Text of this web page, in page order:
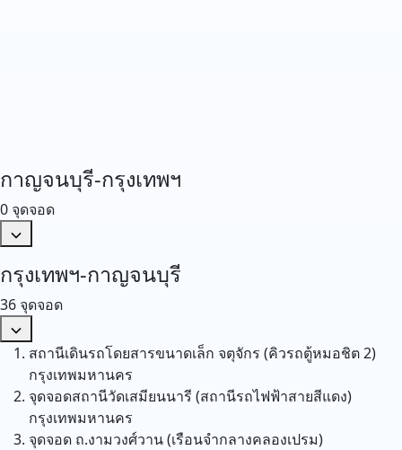
กาญจนบุรี-กรุงเทพฯ
0 จุดจอด
กรุงเทพฯ-กาญจนบุรี
36 จุดจอด
สถานีเดินรถโดยสารขนาดเล็ก จตุจักร (คิวรถตู้หมอชิต 2)
กรุงเทพมหานคร
จุดจอดสถานีวัดเสมียนนารี (สถานีรถไฟฟ้าสายสีแดง)
กรุงเทพมหานคร
จุดจอด ถ.งามวงศ์วาน (เรือนจำกลางคลองเปรม)